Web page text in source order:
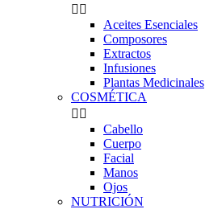
 
Aceites Esenciales
Composores
Extractos
Infusiones
Plantas Medicinales
COSMÉTICA
 
Cabello
Cuerpo
Facial
Manos
Ojos
NUTRICIÓN